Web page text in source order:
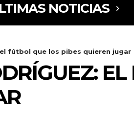
NOTICIAS
fútbol que los pibes quieren jugar